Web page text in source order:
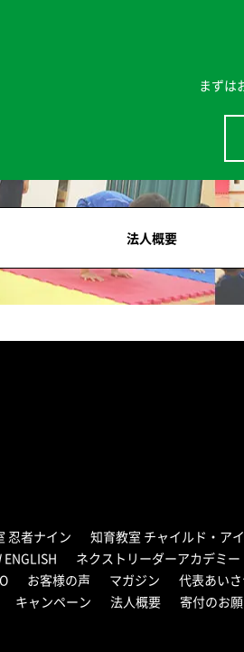
まずは
法人概要
忍者ナイン
知育教室 チャイルド・ア
ネクストリーダーアカデミー
お客様の声 マガジン 代表あい
キャンペーン 法人概要 寄付のお